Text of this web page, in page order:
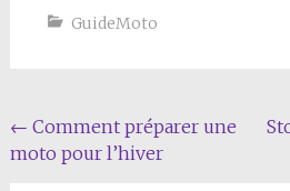
GuideMoto
Navigation
de
← Comment préparer une
moto pour l’hiver